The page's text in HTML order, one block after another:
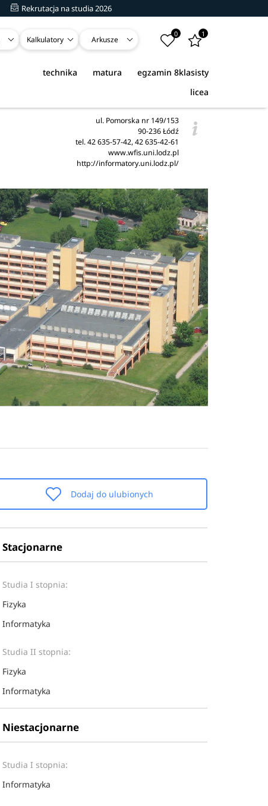
Rekrutacja na studia 2026
Kalkulatory Arkusze
0 1
egzamin 8klasisty
matura
technika
licea
ul. Pomorska nr 149/153
90-236 Łódź
tel. 42 635-57-42, 42 635-42-61
www.wfis.uni.lodz.pl
http://informatory.uni.lodz.pl/
Dodaj do ulubionych
Stacjonarne
Studia I stopnia:
Fizyka
Informatyka
Studia II stopnia:
Fizyka
Informatyka
Niestacjonarne
Studia I stopnia:
Informatyka